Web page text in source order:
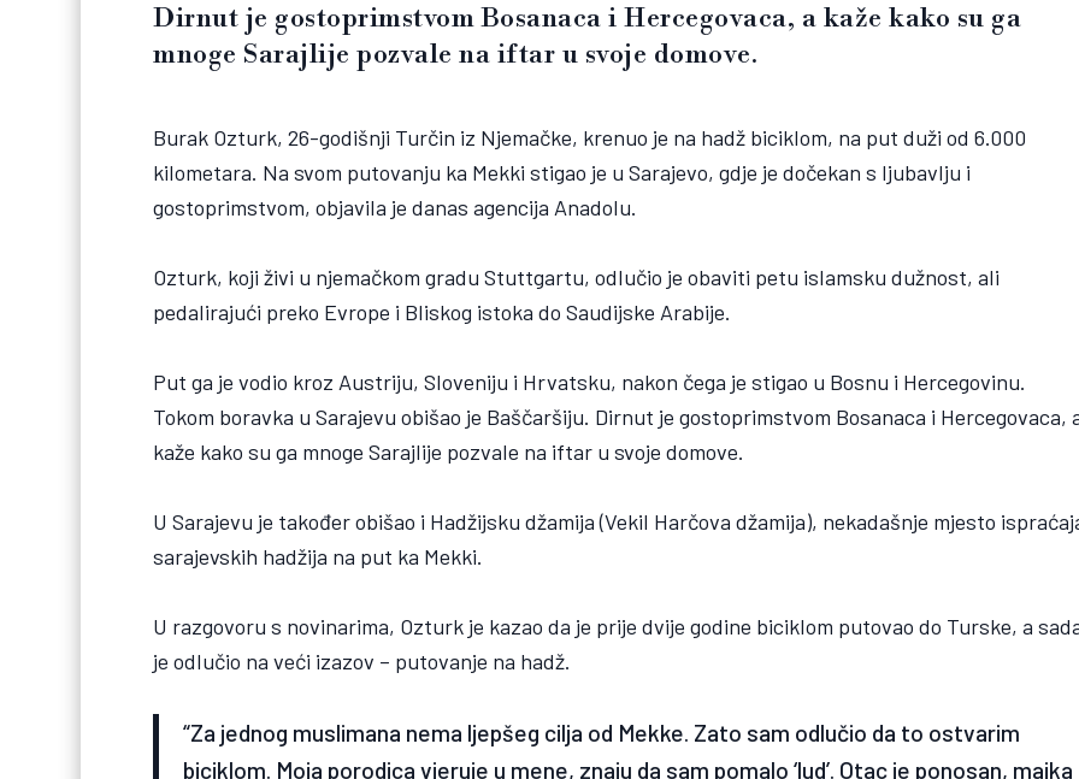
Dirnut je gostoprimstvom Bosanaca i Hercegovaca, a kaže kako su ga
mnoge Sarajlije pozvale na iftar u svoje domove.
Burak Ozturk, 26-godišnji Turčin iz Njemačke, krenuo je na hadž biciklom, na put duži od 6.000
kilometara. Na svom putovanju ka Mekki stigao je u Sarajevo, gdje je dočekan s ljubavlju i
gostoprimstvom, objavila je danas agencija Anadolu.
Ozturk, koji živi u njemačkom gradu Stuttgartu, odlučio je obaviti petu islamsku dužnost, ali
pedalirajući preko Evrope i Bliskog istoka do Saudijske Arabije.
Put ga je vodio kroz Austriju, Sloveniju i Hrvatsku, nakon čega je stigao u Bosnu i Hercegovinu.
Tokom boravka u Sarajevu obišao je Baščaršiju. Dirnut je gostoprimstvom Bosanaca i Hercegovaca,
kaže kako su ga mnoge Sarajlije pozvale na iftar u svoje domove.
U Sarajevu je također obišao i Hadžijsku džamija (Vekil Harčova džamija), nekadašnje mjesto
sarajevskih hadžija na put ka Mekki.
U razgovoru s novinarima, Ozturk je kazao da je prije dvije godine biciklom putovao do Turske, a
je odlučio na veći izazov – putovanje na hadž.
“Za jednog muslimana nema ljepšeg cilja od Mekke. Zato sam odlučio da to ostvarim
biciklom. Moja porodica vjeruje u mene, znaju da sam pomalo ‘lud’. Otac je ponosan, majka